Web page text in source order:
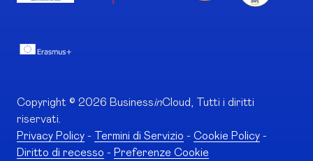
Copyright © 2026 BusinessinCloud, Tutti i diritti
riservati.
Privacy Policy - Termini di Servizio - Cookie Policy -
Diritto di recesso - Preferenze Cookie